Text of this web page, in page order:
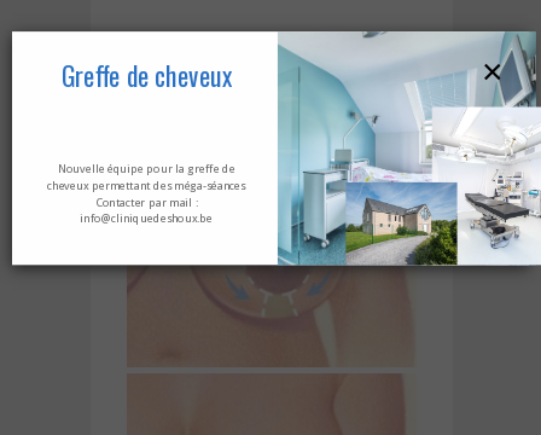
Greffe de cheveux
Nouvelle équipe pour la greffe de
cheveux permettant des méga-séances
Contacter par mail :
info@cliniquedeshoux.be
×